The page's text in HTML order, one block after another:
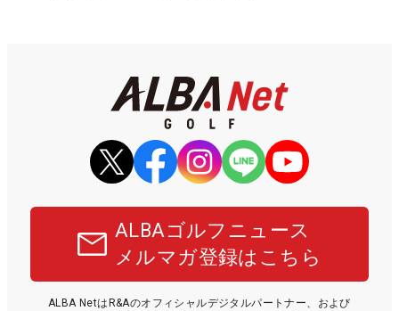
ALBAゴルフニュース
メルマガ登録はこちら
ALBA NetはR&Aのオフィシャルデジタルパートナー、および